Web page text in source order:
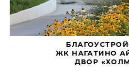
ЖК НАГАТИНО
ДВОР